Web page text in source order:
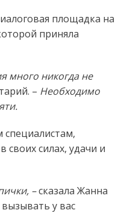
площадка на
приняла
много никогда не
– Необходимо
своих силах, удачи и
–сказала Жанна
у вас